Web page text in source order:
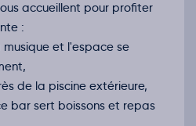
accueillent pour profiter
:
musique et l'espace se
de la piscine extérieure,
bar sert boissons et repas